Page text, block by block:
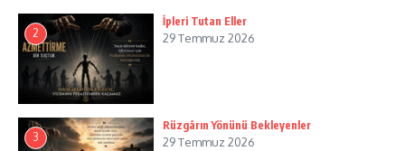
2
İpleri Tutan Eller
29 Temmuz 2026
3
Rüzgârın Yönünü Bekleyenler
29 Temmuz 2026